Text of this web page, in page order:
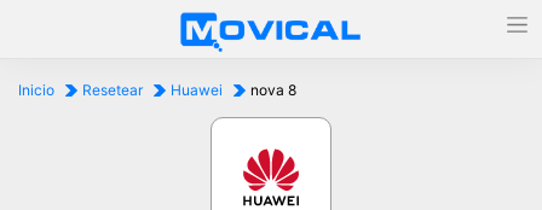
Inicio Resetear Huawei nova 8